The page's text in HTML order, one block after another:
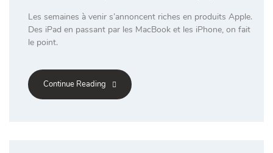
Les semaines à venir s’annoncent riches en produits Apple.
Des iPad en passant par les MacBook et les iPhone, on fait
le point.
Continue Reading